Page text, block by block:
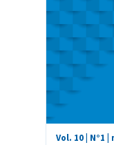
Vol. 10 | N°1